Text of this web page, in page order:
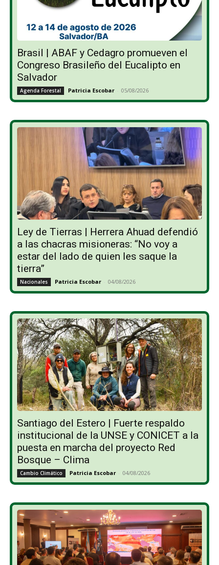
Brasil | ABAF y Cedagro promueven el
Congreso Brasileño del Eucalipto en
Salvador
Agenda Forestal Patricia Escobar - 05/08/2026
Ley de Tierras | Herrera Ahuad defendió
a las chacras misioneras: “No voy a
estar del lado de quien les saque la
tierra”
Nacionales Patricia Escobar - 04/08/2026
Santiago del Estero | Fuerte respaldo
institucional de la UNSE y CONICET a la
puesta en marcha del proyecto Red
Bosque – Clima
Cambio Climático Patricia Escobar - 04/08/2026